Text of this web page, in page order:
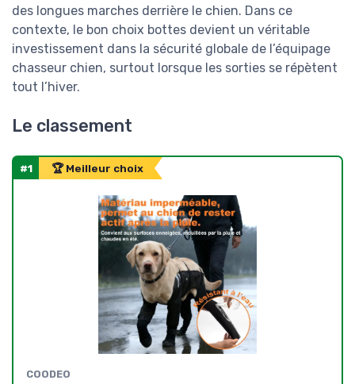
des longues marches derrière le chien. Dans ce
contexte, le bon choix bottes devient un véritable
investissement dans la sécurité globale de l’équipage
chasseur chien, surtout lorsque les sorties se répètent
tout l’hiver.
Le classement
#1 🏆 Meilleur choix
COODEO